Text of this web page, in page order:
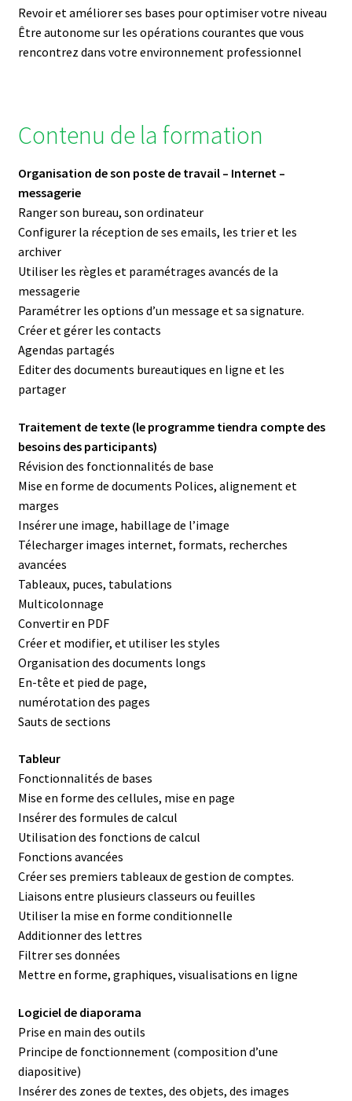
Revoir et améliorer ses bases pour optimiser votre niveau
Être autonome sur les opérations courantes que vous
rencontrez dans votre environnement professionnel
Contenu de la formation
Organisation de son poste de travail – Internet –
messagerie
Ranger son bureau, son ordinateur
Configurer la réception de ses emails, les trier et les
archiver
Utiliser les règles et paramétrages avancés de la
messagerie
Paramétrer les options d’un message et sa signature.
Créer et gérer les contacts
Agendas partagés
Editer des documents bureautiques en ligne et les
partager
Traitement de texte (le programme tiendra compte des
besoins des participants)
Révision des fonctionnalités de base
Mise en forme de documents Polices, alignement et
marges
Insérer une image, habillage de l’image
Télecharger images internet, formats, recherches
avancées
Tableaux, puces, tabulations
Multicolonnage
Convertir en PDF
Créer et modifier, et utiliser les styles
Organisation des documents longs
En-tête et pied de page,
numérotation des pages
Sauts de sections
Tableur
Fonctionnalités de bases
Mise en forme des cellules, mise en page
Insérer des formules de calcul
Utilisation des fonctions de calcul
Fonctions avancées
Créer ses premiers tableaux de gestion de comptes.
Liaisons entre plusieurs classeurs ou feuilles
Utiliser la mise en forme conditionnelle
Additionner des lettres
Filtrer ses données
Mettre en forme, graphiques, visualisations en ligne
Logiciel de diaporama
Prise en main des outils
Principe de fonctionnement (composition d’une
diapositive)
Insérer des zones de textes, des objets, des images